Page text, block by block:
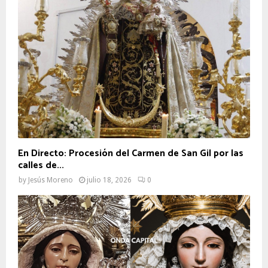
En Directo: Procesión del Carmen de San Gil por las
calles de...
by Jesús Moreno julio 18, 2026 0